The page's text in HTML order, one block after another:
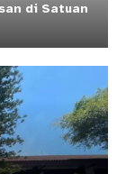
di Satuan